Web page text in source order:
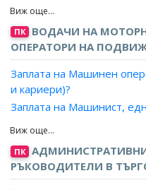
Заплата на Оператор,
Заплата на Оператор,
Заплата на Оператор,
Заплата на Оператор,
Заплата на Оператор,
(изхвърляне на
Заплата на Оператор,
Заплата на Оператор,
Заплата на Оператор на
Заплата на Оператор,
ПК ВОДАЧИ НА
ОПЕРАТОРИ НА
Заплата на Машинен
и кариери)?
Заплата на Машинист,
Заплата на Машинист,
Заплата на Машинист,
Заплата на Машинист,
Заплата на Машинист,
ПК
РЪКОВОДИТЕЛИ В